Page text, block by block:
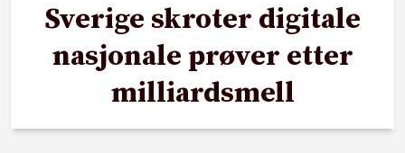
Sverige skroter digitale
nasjonale prøver etter
milliardsmell